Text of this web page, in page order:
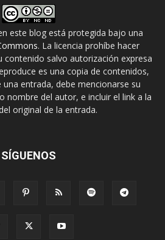
este blog está protegida bajo una
. La licencia prohíbe hacer
contenido salvo autorización expresa
es una copia de contenidos,
entrada, debe mencionarse su
nombre del autor, e incluir el link a la
original de la entrada.
SÍGUENOS